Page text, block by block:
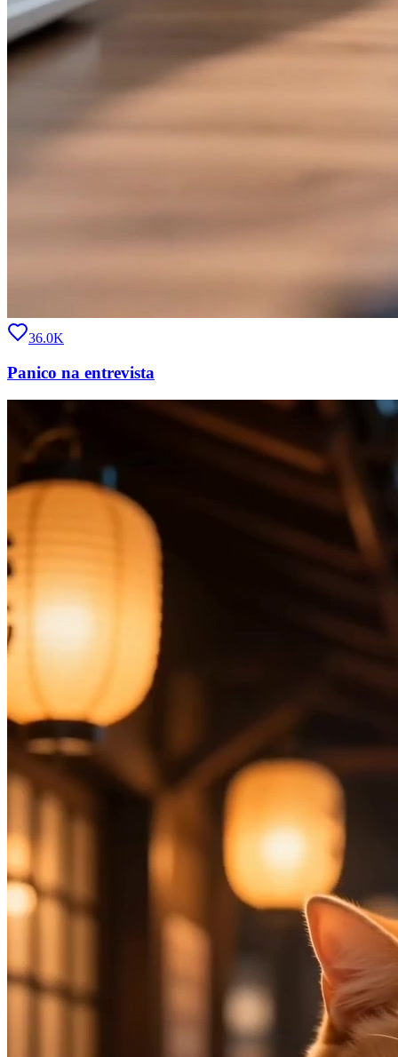
36.0K
Panico na entrevista